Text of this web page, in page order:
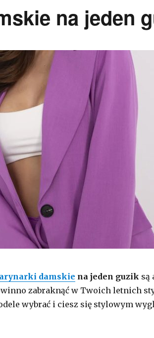
na jeden
damskie na jeden guzik są
zabraknąć w Twoich letnich
wybrać i ciesz się stylowym